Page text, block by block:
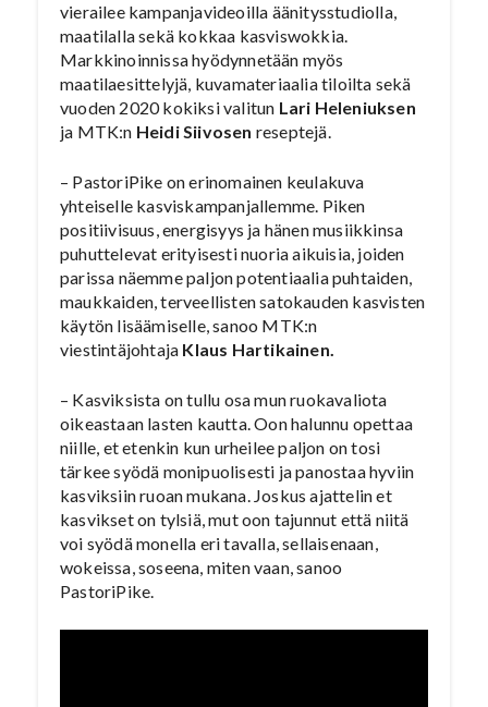
vierailee kampanjavideoilla äänitysstudiolla,
maatilalla sekä kokkaa kasviswokkia.
Markkinoinnissa hyödynnetään myös
maatilaesittelyjä, kuvamateriaalia tiloilta sekä
vuoden 2020 kokiksi valitun Lari Heleniuksen
ja MTK:n Heidi Siivosen reseptejä.
– PastoriPike on erinomainen keulakuva
yhteiselle kasviskampanjallemme. Piken
positiivisuus, energisyys ja hänen musiikkinsa
puhuttelevat erityisesti nuoria aikuisia, joiden
parissa näemme paljon potentiaalia puhtaiden,
maukkaiden, terveellisten satokauden kasvisten
käytön lisäämiselle, sanoo MTK:n
viestintäjohtaja Klaus Hartikainen.
– Kasviksista on tullu osa mun ruokavaliota
oikeastaan lasten kautta. Oon halunnu opettaa
niille, et etenkin kun urheilee paljon on tosi
tärkee syödä monipuolisesti ja panostaa hyviin
kasviksiin ruoan mukana. Joskus ajattelin et
kasvikset on tylsiä, mut oon tajunnut että niitä
voi syödä monella eri tavalla, sellaisenaan,
wokeissa, soseena, miten vaan, sanoo
PastoriPike.